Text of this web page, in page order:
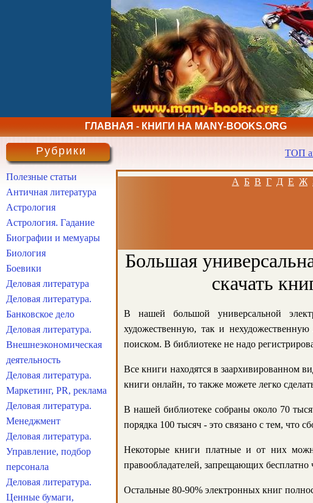
ГЛАВНАЯ - КНИГИ НА MANY-BOOKS.ORG
ТОП
А Б В Г Д Е Ж
Большая
скачать
В нашей большой универсальной
художественную, так и
поиском. В библиотеке не надо
Все книги находятся в заархивированном
книги онлайн, то также можете легко
В нашей библиотеке собраны около 70
порядка 100 тысяч - это связано с тем, что
Некоторые книги платные и от них
правообладателей, запрещающих бесплатно
Остальные 80-90% электронных книг
Рубрики
Полезные статьи
Античная литература
Астрология
Астрология. Гадание
Биографии и мемуары
Биология
Боевики
Деловая литература
Деловая литература.
Банковское дело
Деловая литература.
Внешнеэкономическая
деятельность
Деловая литература.
Маркетинг, PR, реклама
Деловая литература.
Менеджмент
Деловая литература.
Управление, подбор
персонала
Деловая литература.
Ценные бумаги,